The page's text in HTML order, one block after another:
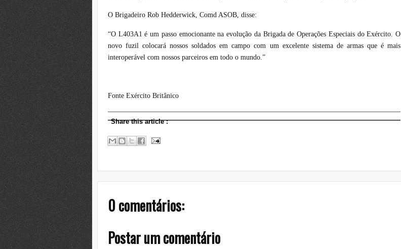
O Brigadeiro Rob Hedderwick, Comd ASOB, disse:
“O L403A1 é um passo emocionante na evolução da Brigada de Operações Especiais do Exército. O
novo fuzil colocará nossos soldados em campo com um excelente sistema de armas que é mais
interoperável com nossos parceiros em todo o mundo.”
Fonte Exército Britânico
Share this article:
0 comentários:
Postar um comentário